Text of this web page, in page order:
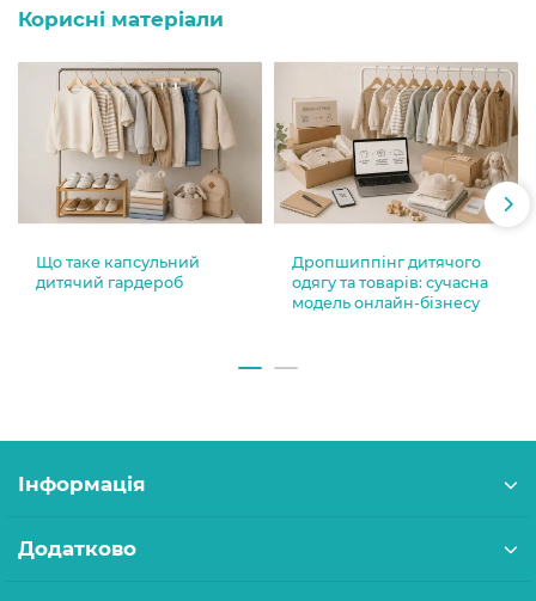
Корисні матеріали
Що таке капсульний
дитячий гардероб
Дропшиппінг дитячого
одягу та товарів: сучасна
модель онлайн-бізнесу
Інформація
Додатково